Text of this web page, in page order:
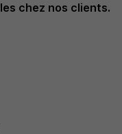
chez nos clients.